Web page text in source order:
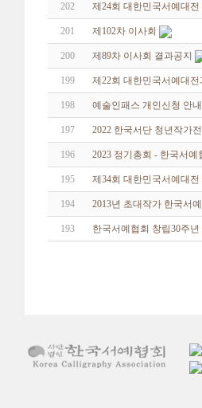
202 제24회 대한민국서예대전
201 제102차 이사회
200 제89차 이사회 결과공지
199 제22회 대한민국서예대
198 예술인패스 개인신청 안내
197 2022 한국서단 청년작가전
196 2023 정기총회 - 한국서
195 제34회 대한민국서예대
194 2013년 초대작가 한국서
193 한국서예협회 창립30주년